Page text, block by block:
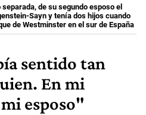
de su segundo esposo el
Sayn y tenía dos hijos cuando
de Westminster en el sur de España
sentido tan
En mi
esposo"